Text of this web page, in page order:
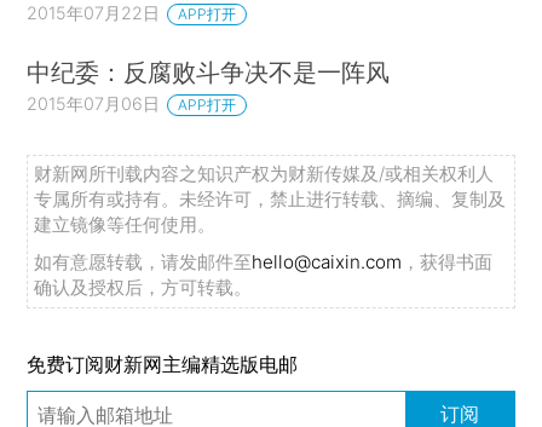
2015年07月22日 APP打开
中纪委：反腐败斗争决不是一阵风
2015年07月06日 APP打开
财新网所刊载内容之知识产权为财新传媒及/或相关权利人
专属所有或持有。未经许可，禁止进行转载、摘编、复制及
建立镜像等任何使用。
如有意愿转载，请发邮件至hello@caixin.com ，获得书面
确认及授权后，方可转载。
免费订阅财新网主编精选版电邮
订阅